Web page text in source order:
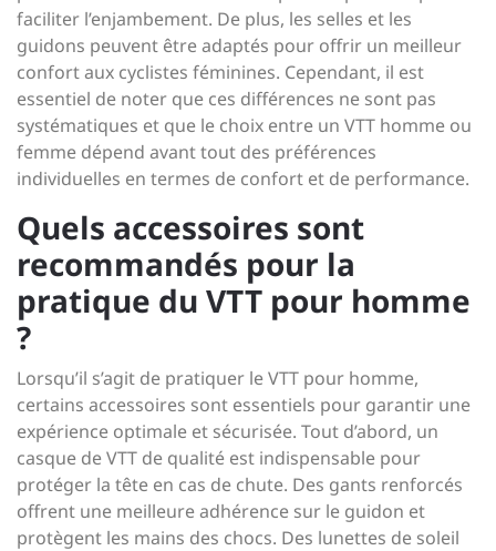
faciliter l’enjambement. De plus, les selles et les
guidons peuvent être adaptés pour offrir un meilleur
confort aux cyclistes féminines. Cependant, il est
essentiel de noter que ces différences ne sont pas
systématiques et que le choix entre un VTT homme ou
femme dépend avant tout des préférences
individuelles en termes de confort et de performance.
Quels accessoires sont
recommandés pour la
pratique du VTT pour homme
?
Lorsqu’il s’agit de pratiquer le VTT pour homme,
certains accessoires sont essentiels pour garantir une
expérience optimale et sécurisée. Tout d’abord, un
casque de VTT de qualité est indispensable pour
protéger la tête en cas de chute. Des gants renforcés
offrent une meilleure adhérence sur le guidon et
protègent les mains des chocs. Des lunettes de soleil